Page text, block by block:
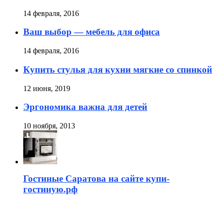
14 февраля, 2016
Ваш выбор — мебель для офиса
14 февраля, 2016
Купить стулья для кухни мягкие со спинкой
12 июня, 2019
Эргономика важна для детей
10 ноября, 2013
Гостиные Саратова на сайте купи-
гостиную.рф